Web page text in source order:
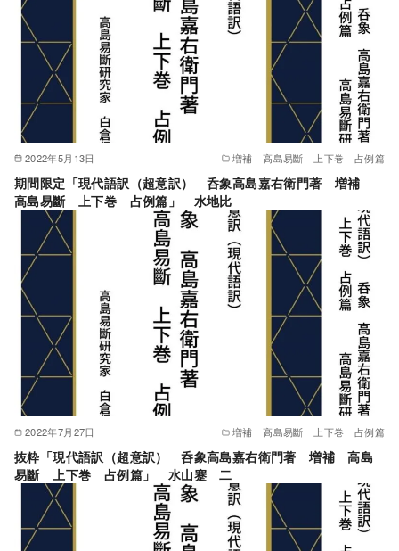
2022年5月13日 増補 高島易斷 上下巻 占例篇
期間限定「現代語訳（超意訳） 呑象高島嘉右衛門著 増補
高島易斷 上下巻 占例篇」 水地比
2022年7月27日 増補 高島易斷 上下巻 占例篇
抜粋「現代語訳（超意訳） 呑象高島嘉右衛門著 増補 高島
易斷 上下巻 占例篇」 水山蹇 二